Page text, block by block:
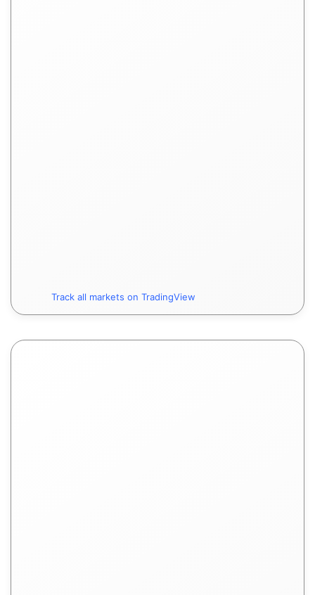
Track all markets on TradingView